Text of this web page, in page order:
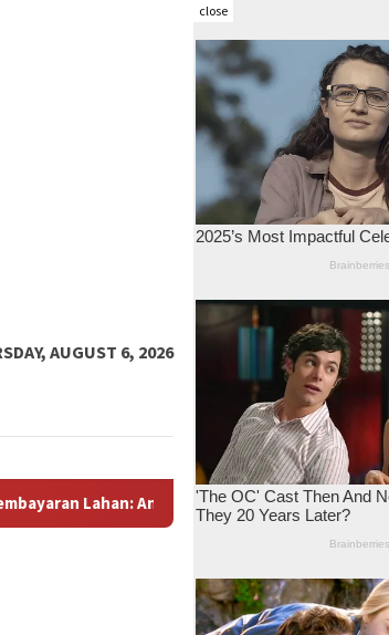
close
AUGUST 6, 2026
dan Bayang-Bayang “Makelar Berkelas”